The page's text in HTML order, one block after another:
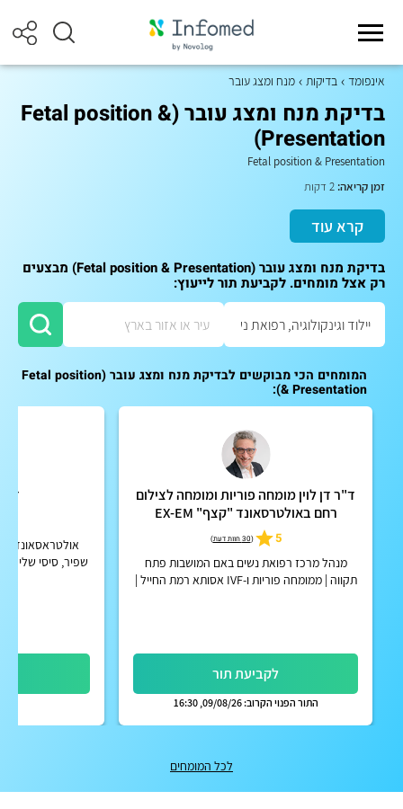
אינפומד בדיקות מנח ומצג עובר
בדיקת מנח ומצג עובר (Fetal position &
Presentation)
Fetal position & Presentation
זמן קריאה:
קרא עוד
בדיקת מנח ומצג עובר (Fetal position & Presentation) מבצעים
רק אצל מומחים. לקביעת תור לייעוץ:
המומחים הכי מבוקשים לבדיקת מנח ומצג עובר (Fetal position
& Presentation):
ד"ר דן לוין מומחה פוריות ומומחה לצילום
רחם באולטרסאונד "קצף" EX-EM
5
(30 חוות דעת )
מנהל מרכז רפואת נשים באם המושבות פתח
תקווה | ממומחה פוריות ו-IVF אסותא רמת החייל |
לקביעת תור
התור הפנוי הקרוב: 09/08/26, 16:30
אולטראסאונד
שפיר, סיסי שליה,
לכל המומחים